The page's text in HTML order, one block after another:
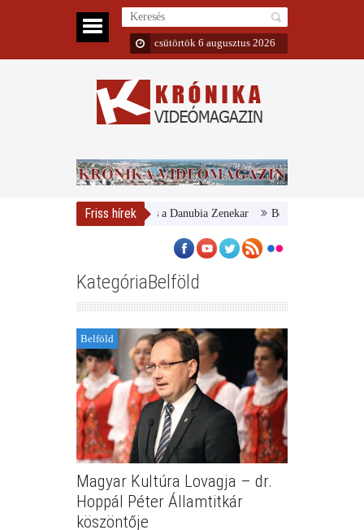
csütörtök 6 augusztus 2026
Friss hírek
Magyar Nemzeti Galéria és a Danubia Zenekar Bemutatta 2024/25-ös
KategóriaBelföld
Belföld
Magyar Kultúra Lovagja – dr.
Hoppál Péter Államtitkár
köszöntője